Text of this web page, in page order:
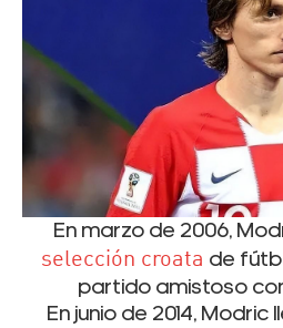
En marzo de 2006,
selección croata de
partido amistoso
En junio de 2014, Modric